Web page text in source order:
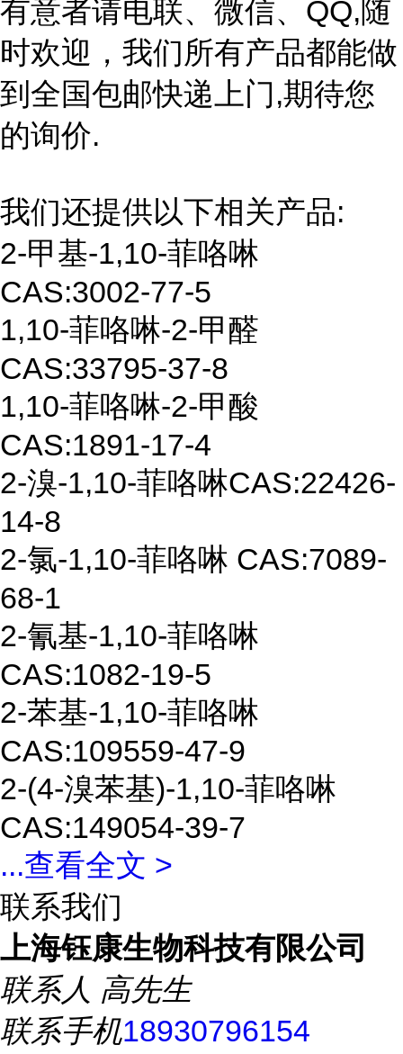
有意者请电联、微信、QQ,随
时欢迎，我们所有产品都能做
到全国包邮快递上门,期待您
的询价.
我们还提供以下相关产品:
2-甲基-1,10-菲咯啉
CAS:3002-77-5
1,10-菲咯啉-2-甲醛
CAS:33795-37-8
1,10-菲咯啉-2-甲酸
CAS:1891-17-4
2-溴-1,10-菲咯啉CAS:22426-
14-8
2-氯-1,10-菲咯啉 CAS:7089-
68-1
2-氰基-1,10-菲咯啉
CAS:1082-19-5
2-苯基-1,10-菲咯啉
CAS:109559-47-9
2-(4-溴苯基)-1,10-菲咯啉
CAS:149054-39-7
...查看全文 >
联系我们
上海钰康生物科技有限公司
联系人 高先生
联系手机18930796154